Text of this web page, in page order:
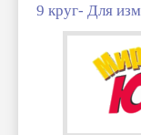
9 круг- Для